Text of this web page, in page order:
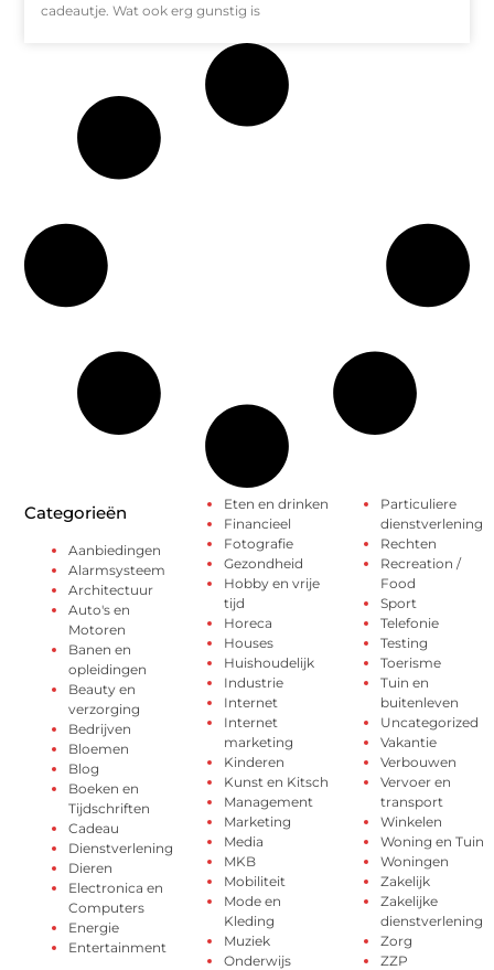
cadeautje. Wat ook erg gunstig is
Categorieën
Aanbiedingen
Alarmsysteem
Architectuur
Auto's en
Motoren
Banen en
opleidingen
Beauty en
verzorging
Bedrijven
Bloemen
Blog
Boeken en
Tijdschriften
Cadeau
Dienstverlening
Dieren
Electronica en
Computers
Energie
Entertainment
Eten en drinken
Financieel
Fotografie
Gezondheid
Hobby en vrije
tijd
Horeca
Houses
Huishoudelijk
Industrie
Internet
Internet
marketing
Kinderen
Kunst en Kitsch
Management
Marketing
Media
MKB
Mobiliteit
Mode en
Kleding
Muziek
Onderwijs
Particuliere
dienstverlening
Rechten
Recreation /
Food
Sport
Telefonie
Testing
Toerisme
Tuin en
buitenleven
Uncategorized
Vakantie
Verbouwen
Vervoer en
transport
Winkelen
Woning en Tuin
Woningen
Zakelijk
Zakelijke
dienstverlening
Zorg
ZZP